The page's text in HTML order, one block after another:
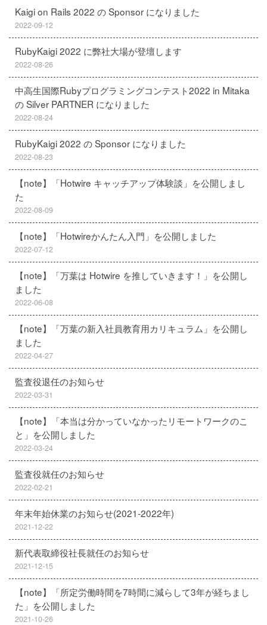
Kaigi on Rails 2022 の Sponsor になりました
2022-09-12
RubyKaigi 2022 に弊社大場が登壇します
2022-08-26
中高生国際Rubyプログラミングコンテスト2022 in Mitaka
の Silver PARTNER になりました
2022-08-24
RubyKaigi 2022 の Sponsor になりました
2022-08-23
【note】「Hotwire キャッチアップ体験談」を公開しまし
た
2022-08-09
【note】「Hotwireかんたん入門」を公開しました
2022-07-12
【note】「万葉は Hotwire を推していきます！」を公開し
ました
2022-06-08
【note】「万葉の新入社員教育用カリキュラム」を公開し
ました
2022-04-27
監査役退任のお知らせ
2022-03-31
【note】「本当は分かっていなかったリモートワークのこ
と」を公開しました
2022-03-24
監査役就任のお知らせ
2022-02-21
年末年始休業のお知らせ(2021-2022年)
2021-12-22
新代表取締役社長就任のお知らせ
2021-12-15
【note】「所定労働時間を7時間に減らして3年が経ちまし
た」を公開しました
2021-10-26